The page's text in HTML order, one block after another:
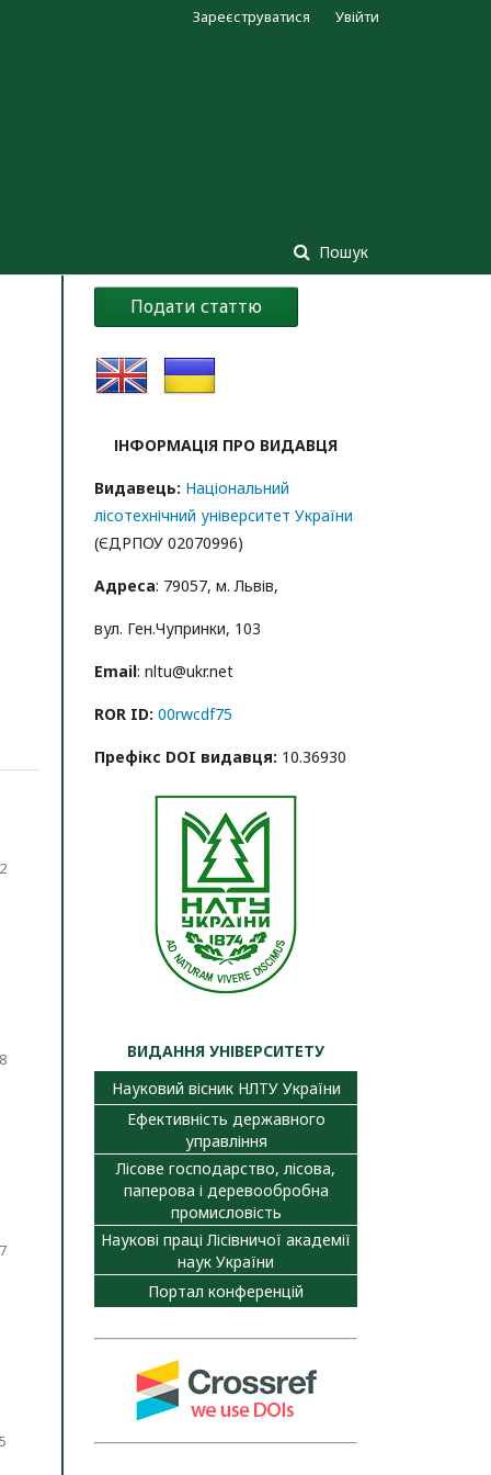
Пошук
Зареєструватися Увійти
Подати статтю
ІНФОРМАЦІЯ ПРО ВИДАВЦЯ
Видавець: Національний
лісотехнічний університет України
(ЄДРПОУ 02070996)
Адреса: 79057, м. Львів,
вул. Ген.Чупринки, 103
Email: nltu@ukr.net
ROR ID: 00rwcdf75
Префікс DOI видавця: 10.36930
ВИДАННЯ УНІВЕРСИТЕТУ
Науковий вісник НЛТУ України
Ефективність державного
управління
Лісове господарство, лісова,
паперова і деревообробна
промисловість
Наукові праці Лісівничої академії
наук України
Портал конференцій